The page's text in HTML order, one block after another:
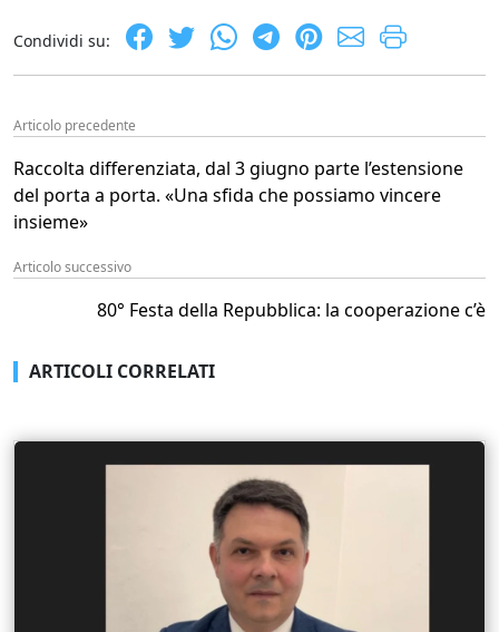
Condividi su:
Articolo precedente
Raccolta differenziata, dal 3 giugno parte l’estensione
del porta a porta. «Una sfida che possiamo vincere
insieme»
Articolo successivo
80° Festa della Repubblica: la cooperazione c’è
ARTICOLI CORRELATI